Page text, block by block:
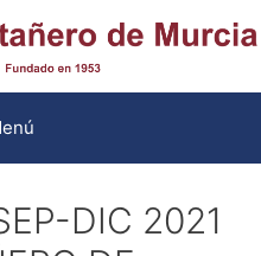
DIC 2021